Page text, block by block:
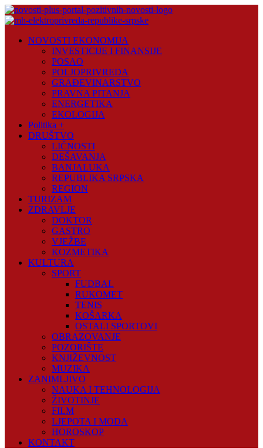
Skip
to
Plus
NOVOSTI EKONOMIJA
INVESTICIJE I FINANSIJE
POSAO
POLJOPRIVREDA
GRAĐEVINARSTVO
PRAVNA PITANJA
ENERGETIKA
EKOLOGIJA
Politika +
DRUŠTVO
LIČNOSTI
DEŠAVANJA
BANJALUKA
REPUBLIKA SRPSKA
REGION
TURIZAM
ZDRAVLJE
DOKTOR
GASTRO
VJEŽBE
KOZMETIKA
KULTURA
SPORT
FUDBAL
RUKOMET
TENIS
KOŠARKA
OSTALI SPORTOVI
OBRAZOVANJE
POZORIŠTE
KNJIŽEVNOST
MUZIKA
ZANIMLJIVO
NAUKA I TEHNOLOGIJA
ŽIVOTINJE
FILM
LJEPOTA I MODA
HOROSKOP
KONTAKT